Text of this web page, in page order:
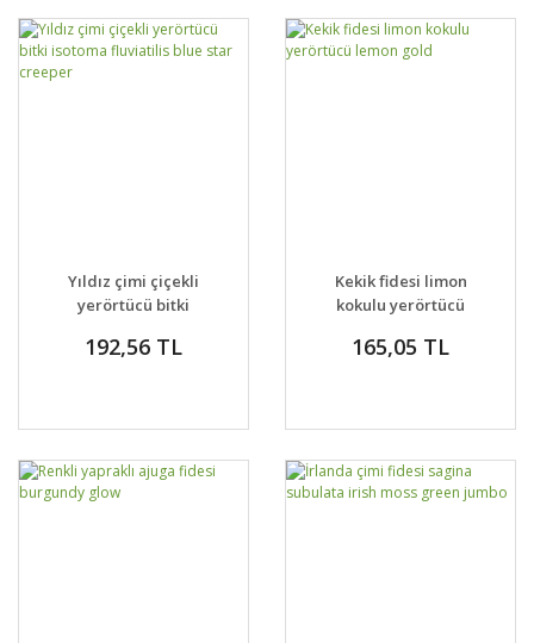
Yıldız çimi çiçekli
yerörtücü bitki
blue star creeper
192,56 TL
Kekik fidesi limon
kokulu yerörtücü
165,05 TL